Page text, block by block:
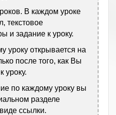
В каждом уроке
текстовое
и задание к уроку.
уроку открывается на
после того, как Вы
уроку.
по каждому уроку вы
разделе
ссылки.